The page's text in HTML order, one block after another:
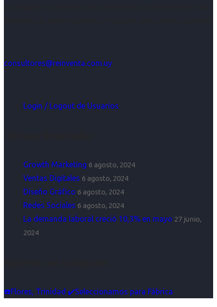
consultores@reinventa.com.uy
Login / Logout de Usuarios
Growth Marketing 6 agosto, 2024
Ventas Digitales 6 agosto, 2024
Diseño Gráfico 6 agosto, 2024
Redes Sociales 6 agosto, 2024
La demanda laboral creció 10,3% en mayo 27 junio,
2024
☎️Flores, Trinidad ✔️Seleccionamos para Fábrica